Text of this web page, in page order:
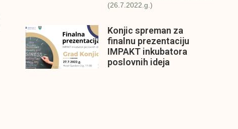
(26.7.2022.g.)
Konjic spreman za
finalnu prezentaciju
IMPAKT inkubatora
poslovnih ideja